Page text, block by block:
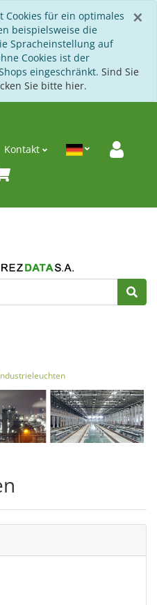
×
Cookies für ein optimales
beispielsweise die
Spracheinstellung auf
Cookies ist der
eingeschränkt. Sind Sie
Sie bitte hier.
Kontakt